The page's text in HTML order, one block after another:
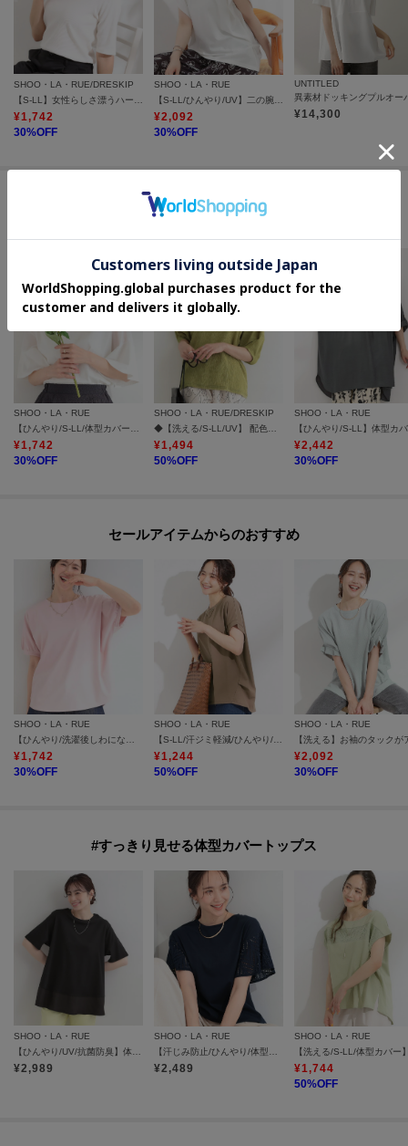
SHOO・LA・RUE/DRESKIP
¥1,742
30%OFF
SHOO・LA・RUE
¥2,092
30%OFF
UNTITLED
異素材ドッキングプルオー
¥14,300
この商品を見た人はコチラの商品も
SHOO・LA・RUE
¥1,742
30%OFF
SHOO・LA・RUE/DRESKIP
¥1,494
50%OFF
SHOO・LA・RUE
¥2,442
30%OFF
セールアイテムからのおすすめ
SHOO・LA・RUE
【ひんやり/洗濯後しわになりにくい】インせず着られる さらっとタッチのドルマンブラウス
¥1,742
30%OFF
SHOO・LA・RUE
【S-LL/汗ジミ軽減/ひんやり/UV】体型カバーに タック入りドルマントップス
¥1,244
50%OFF
SHOO・LA・RUE
¥2,092
30%OFF
#すっきり見せる体型カバートップス
SHOO・LA・RUE
¥2,989
SHOO・LA・RUE
¥2,489
SHOO・LA・RUE
¥1,744
50%OFF